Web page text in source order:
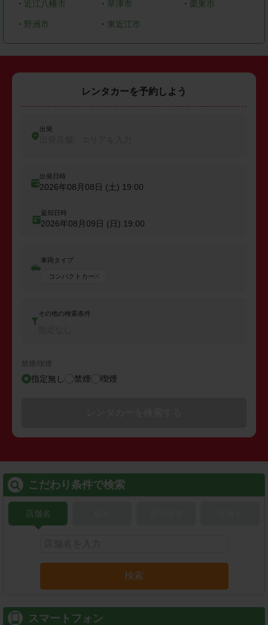
・ 近江八幡市 ・ 草津市 ・ 栗東市
・ 野洲市 ・ 東近江市
レンタカーを予約しよう
出発
出発日時
2026年08月08日 (土) 19:00
返却日時
2026年08月09日 (日) 19:00
車両タイプ
コンパクトカー
その他の検索条件
禁煙/喫煙
指定無し 禁煙 喫煙
こだわり条件で検索
店舗名
検索
スマートフォン